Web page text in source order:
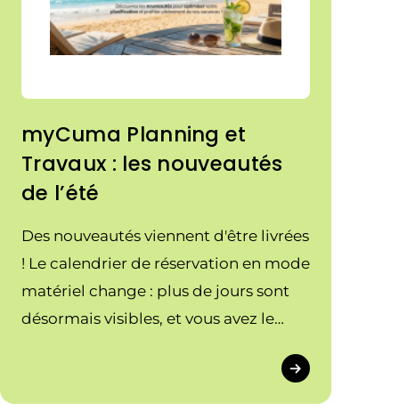
myCuma Planning et
Travaux : les nouveautés
de l’été
Des nouveautés viennent d'être livrées
! Le calendrier de réservation en mode
matériel change : plus de jours sont
désormais visibles, et vous avez le
fonctionnalités.